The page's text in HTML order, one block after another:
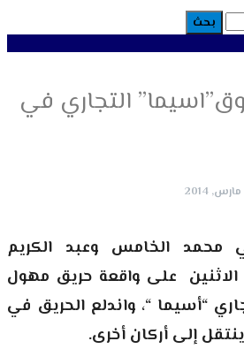
التجاري في
محمد الخامس وعبد الكريم
على واقعة حريق مهول
“أسيما “، واندلع الحريق في
إلى أركان أخرى.